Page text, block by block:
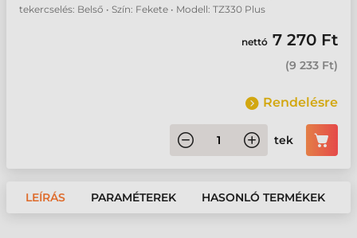
tekercselés: Belső • Szín: Fekete • Modell: TZ330 Plus
nettó 7 270 Ft
(9 233 Ft)
Rendelésre
tek
LEÍRÁS PARAMÉTEREK HASONLÓ TERMÉKEK